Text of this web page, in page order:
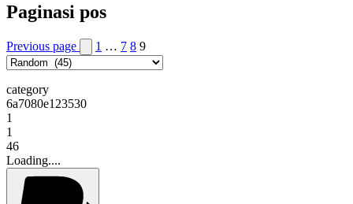
Paginasi pos
Previous page 1 … 7 8 9
category
6a7080e123530
1
1
46
Loading....